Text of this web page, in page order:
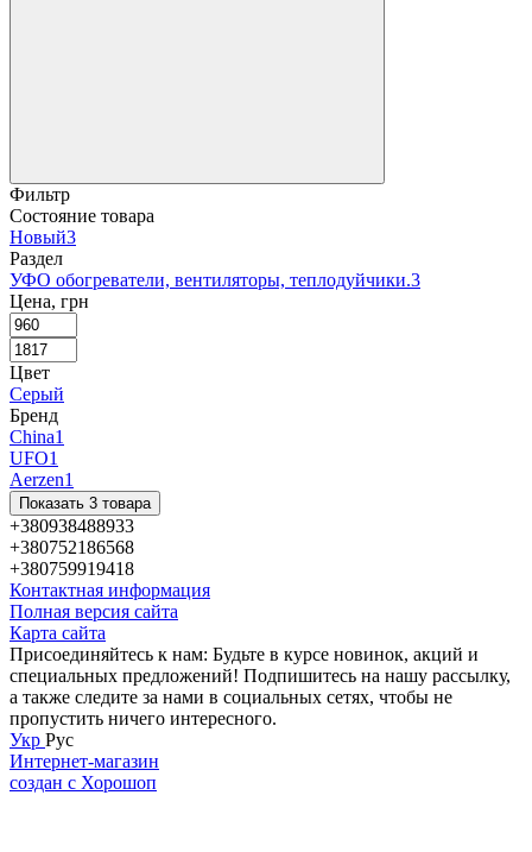
Фильтр
Состояние товара
Новый3
Раздел
УФО обогреватели, вентиляторы, теплодуйчики.3
Цена, грн
Цвет
Серый
Бренд
China1
UFO1
Aerzen1
Показать 3 товара
+380938488933
+380752186568
+380759919418
Контактная информация
Полная версия сайта
Карта сайта
Присоединяйтесь к нам: Будьте в курсе новинок, акций и
специальных предложений! Подпишитесь на нашу рассылку,
а также следите за нами в социальных сетях, чтобы не
пропустить ничего интересного.
Укр Рус
Интернет-магазин
создан с Хорошоп